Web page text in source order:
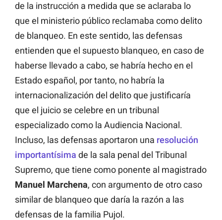
de la instrucción a medida que se aclaraba lo
que el ministerio público reclamaba como delito
de blanqueo. En este sentido, las defensas
entienden que el supuesto blanqueo, en caso de
haberse llevado a cabo, se habría hecho en el
Estado español, por tanto, no habría la
internacionalización del delito que justificaría
que el juicio se celebre en un tribunal
especializado como la Audiencia Nacional.
Incluso, las defensas aportaron una resolución
importantísima de la sala penal del Tribunal
Supremo, que tiene como ponente al magistrado
Manuel Marchena, con argumento de otro caso
similar de blanqueo que daría la razón a las
defensas de la familia Pujol.